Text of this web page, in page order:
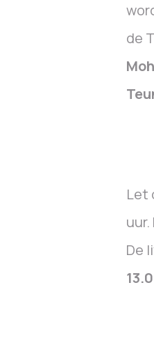
de
Let
De